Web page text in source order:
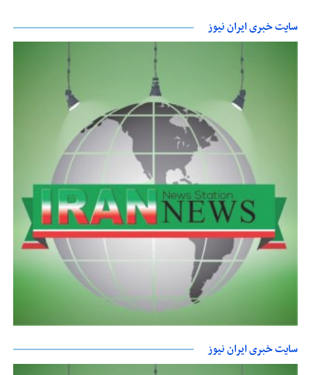
سایت خبری ایران نیوز
سایت خبری ایران نیوز